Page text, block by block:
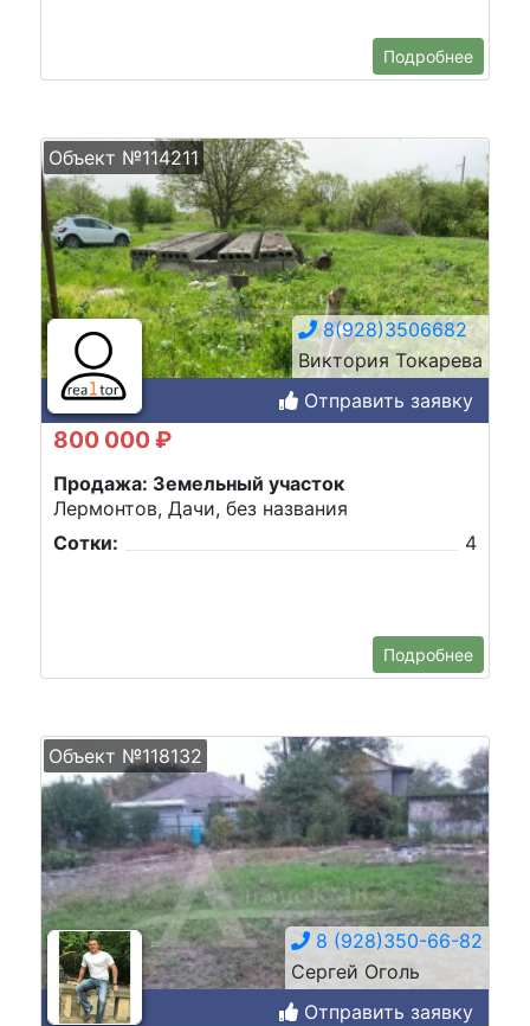
Подробнее
Объект №114211
8(928)3506682
Виктория Токарева
Отправить заявку
800 000 ₽
Продажа: Земельный участок
Лермонтов, Дачи, без названия
Сотки:
4
Подробнее
Объект №118132
8 (928)350-66-82
Сергей Оголь
Отправить заявку